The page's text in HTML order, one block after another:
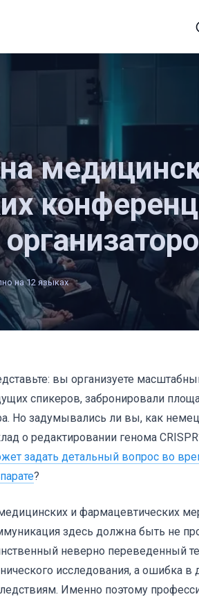
на 12 языках
вы организуете
спикеров, забронировали
Но задумывались ли вы, как
о редактировании генома
задать детальный вопрос во
?
и фармацевтических
здесь должна быть не
неверно переведенный
исследования, а ошибка
Именно поэтому